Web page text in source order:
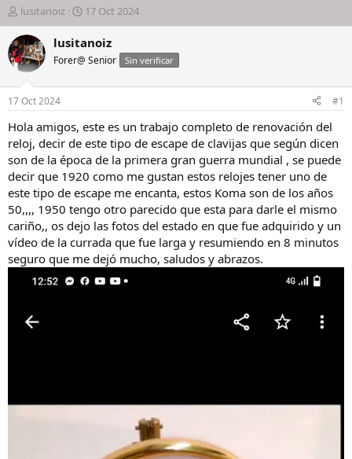
I
n
i
c
i
a
d
o
r
d
e
l
h
i
l
o
lusitanoiz
F
e
c
a
i
n
c
i
o
17 Oct 2024
lusitanoiz
Forer@ Senior Sin verificar
17 Oct 2024 #1
Hola amigos, este es un trabajo completo de renovación del
reloj, decir de este tipo de escape de clavijas que según dicen
son de la época de la primera gran guerra mundial , se puede
decir que 1920 como me gustan estos relojes tener uno de
este tipo de escape me encanta, estos Koma son de los años
50,,,, 1950 tengo otro parecido que esta para darle el mismo
cariño,, os dejo las fotos del estado en que fue adquirido y un
vídeo de la currada que fue larga y resumiendo en 8 minutos
seguro que me dejó mucho, saludos y abrazos.